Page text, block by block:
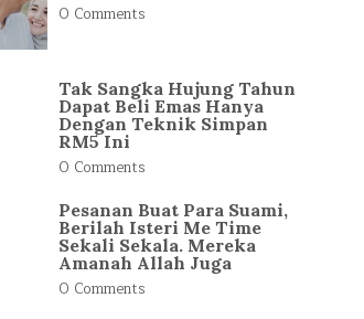
0 Comments
Tak Sangka Hujung Tahun
Dapat Beli Emas Hanya
Dengan Teknik Simpan
RM5 Ini
0 Comments
Pesanan Buat Para Suami,
Berilah Isteri Me Time
Sekali Sekala. Mereka
Amanah Allah Juga
0 Comments